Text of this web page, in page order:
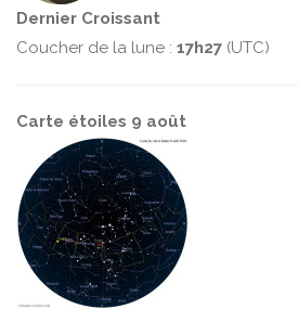
Dernier Croissant
Coucher de la lune : 17h27 (UTC)
Carte étoiles 9 août